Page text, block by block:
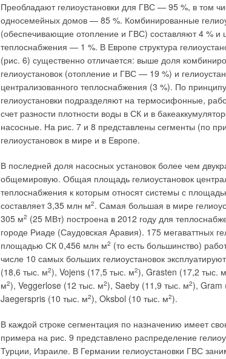
Преобладают гелиоустановки для ГВС — 95 %, в том
односемейных домов — 85 %. Комбинированные
(обеспечивающие отопление и ГВС) составляют 4 % и
теплоснабжения — 1 %. В Европе структура
(рис. 6) существенно отличается: выше доля
гелиоустановок (отопление и ГВС — 19 %) и
централизованного теплоснабжения (3 %). По
гелиоустановки подразделяют на термосифонные,
счет разности плотности воды в СК и в
насосные. На рис. 7 и 8 представлены сегменты (по
гелиоустановок в мире и в Европе.
В последней доля насосных установок более чем
общемировую. Общая площадь гелиоустановок
теплоснабжения к которым относят системы с
составляет 3,35 млн м2. Самая большая в мире
305 м2 (25 МВт) построена в 2012 году для
городе Риаде (Саудовская Аравия). 175 мегаваттных
площадью СК 0,456 млн м2 (то есть большинство)
числе 10 самых больших гелиоустановок
(18,6 тыс. м2), Vojens (17,5 тыс. м2), Grasten (17,2 тыс. м
м2), Veggerlose (12 тыс. м2), Saeby (11,9 тыс. м2), Gram
Jaegerspris (10 тыс. м2), Oksbol (10 тыс. м2).
В каждой строке сегментация по назначению имеет
примера на рис. 9 представлено распределение
Турции, Израиле. В Германии гелиоустановки ГВС
В данной ситуации предлагается установить
общественных зданий в зависимости от их назначения,
пожарной опасности. Как предложение можно принять
жилые здания; административно-офисные здания;
клубы, кинотеатры; торговые центры; гостиницы;
классификацией следует, используя наработки
институтов, создать пособие с приведением таблиц,
расчета для определения параметров систем
учетом габаритов, этажности, других характеристик
необходимо для обеспечения получения нормальных
сокращения времени проектирования и, что еще
капитальных затрат, энергетических ресурсов и т.д.
Возможные неточности и допущения в расчетах будут
при нынешней ситуации. В качестве примера можно
в ОАО «Моспроект» много лет назад номограммы и
подбора кожухотрубных водоводяных подогревателей,
три-пять минут без проведения нудных и долгих
квалификации в любой точке страны получал